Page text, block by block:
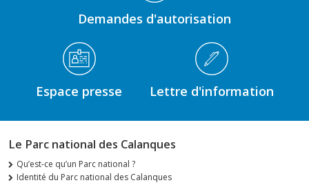
Demandes d'autorisation
Espace presse Lettre d'information
Le Parc national des Calanques
Qu’est-ce qu’un Parc national ?
Identité du Parc national des Calanques